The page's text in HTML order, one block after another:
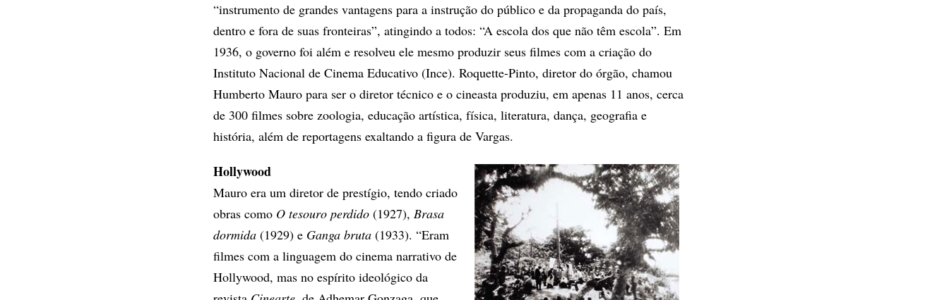
“instrumento de grandes vantagens para a instrução do público e da propaganda do país,
dentro e fora de suas fronteiras”, atingindo a todos: “A escola dos que não têm escola”. Em
1936, o governo foi além e resolveu ele mesmo produzir seus filmes com a criação do
Instituto Nacional de Cinema Educativo (Ince). Roquette-Pinto, diretor do órgão, chamou
Humberto Mauro para ser o diretor técnico e o cineasta produziu, em apenas 11 anos, cerca
de 300 filmes sobre zoologia, educação artística, física, literatura, dança, geografia e
história, além de reportagens exaltando a figura de Vargas.
Hollywood
Mauro era um diretor de prestígio, tendo criado
obras como O tesouro perdido (1927), Brasa
dormida (1929) e Ganga bruta (1933). “Eram
filmes com a linguagem do cinema narrativo de
Hollywood, mas no espírito ideológico da